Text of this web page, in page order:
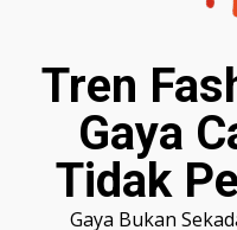
Tren
Gaya
Tidak
Gaya Bukan